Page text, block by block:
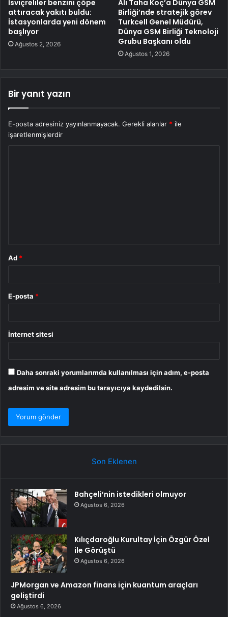
İsviçreliler benzini çöpe
attıracak yakıtı buldu:
İstasyonlarda yeni dönem
başlıyor
Ağustos 2, 2026
Ali Taha Koç’a Dünya GSM
Birliği’nde stratejik görev
Turkcell Genel Müdürü,
Dünya GSM Birliği Teknoloji
Grubu Başkanı oldu
Ağustos 1, 2026
Bir yanıt yazın
E-posta adresiniz yayınlanmayacak. Gerekli alanlar * ile
işaretlenmişlerdir
Ad *
E-posta *
İnternet sitesi
Daha sonraki yorumlarımda kullanılması için adım, e-posta
adresim ve site adresim bu tarayıcıya kaydedilsin.
Son Eklenen
Bahçeli’nin istedikleri olmuyor
Ağustos 6, 2026
Kılıçdaroğlu Kurultay İçin Özgür Özel
ile Görüştü
Ağustos 6, 2026
JPMorgan ve Amazon finans için kuantum araçları
geliştirdi
Ağustos 6, 2026